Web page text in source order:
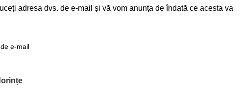
adresa dvs. de e-mail și vă vom anunța de îndată ce acesta va